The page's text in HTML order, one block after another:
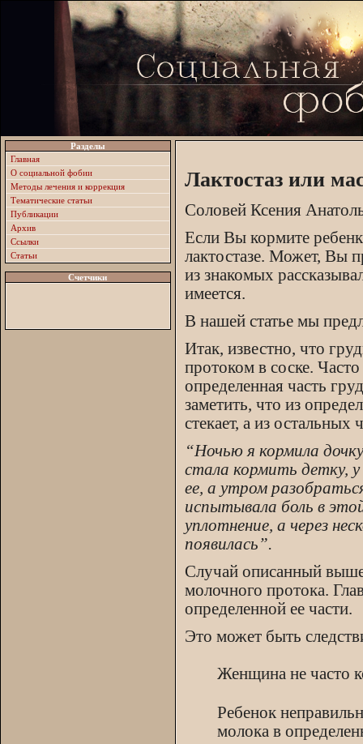
Разделы
Главная
О социальной фобии
Методы лечения и коррекция
Тематические статьи
Публикации
Архив
Ссылки
Статьи
Счетчики
Лактостаз или
Соловей Ксения
Если Вы кормите
лактостазе. Может, Вы
из знакомых
имеется.
В нашей статье мы
Итак, известно, что
протоком в соске.
определенная часть
заметить, что из
стекает, а из остальных
“Ночью я кормила
стала кормить детку, у
ее, а утром
испытывала боль в
уплотнение, а через
появилась”.
Случай описанный
молочного протока.
определенной ее части.
Это может быть
Женщина не часто
Ребенок
молока в